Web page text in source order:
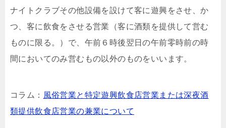
ナイトクラブその他設備を設けて客に遊興をさせ、か
つ、客に飲食をさせる営業（客に酒類を提供して営む
ものに限る。）で、午前６時後翌日の午前零時前の時
間においてのみ営むもの以外のものをいいます。
コラム： 風俗営業と特定遊興飲食店営業または深夜酒
類提供飲食店営業の兼業について